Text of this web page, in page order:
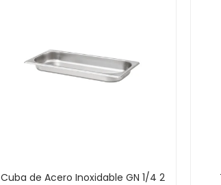
Cuba de Acero Inoxidable GN 1/4 2